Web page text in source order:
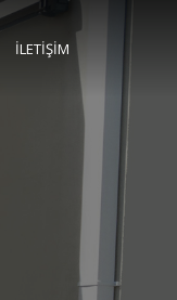
İLETİŞİM